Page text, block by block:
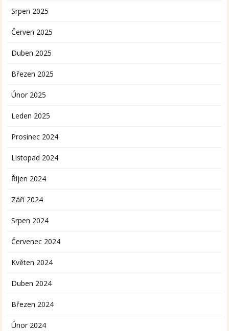
Srpen 2025
Červen 2025
Duben 2025
Březen 2025
Únor 2025
Leden 2025
Prosinec 2024
Listopad 2024
Říjen 2024
Září 2024
Srpen 2024
Červenec 2024
Květen 2024
Duben 2024
Březen 2024
Únor 2024